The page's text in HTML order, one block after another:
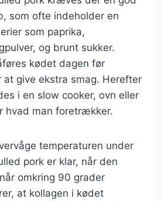
som ofte indeholder en
som paprika,
og brunt sukker.
kødet dagen før
give ekstra smag. Herefter
i en slow cooker, ovn eller
hvad man foretrækker.
temperaturen under
pork er klar, når den
omkring 90 grader
at kollagen i kødet